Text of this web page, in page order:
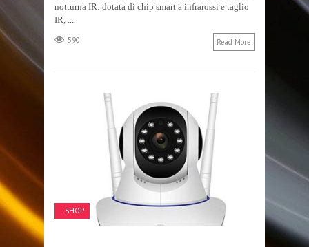
notturna IR: dotata di chip smart a infrarossi e taglio
IR, ...
590 Read More
SHOP